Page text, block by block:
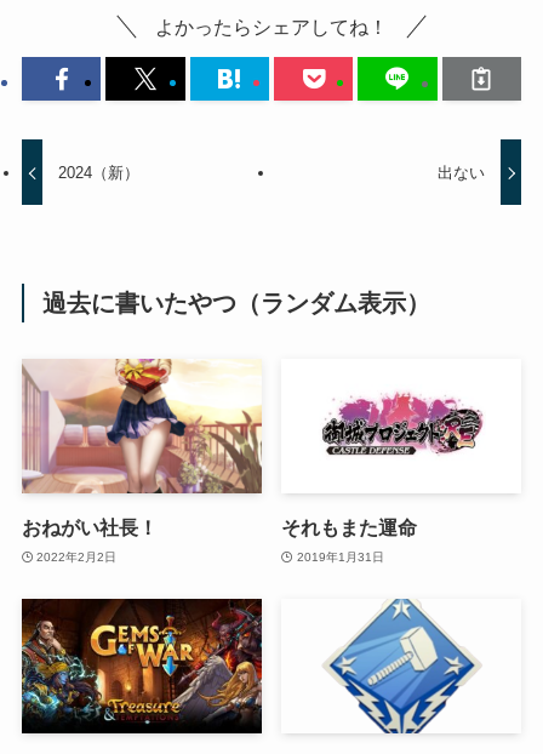
よかったらシェアしてね！
2024（新） 出ない
過去に書いたやつ（ランダム表示）
おねがい社長！
2022年2月2日
それもまた運命
2019年1月31日